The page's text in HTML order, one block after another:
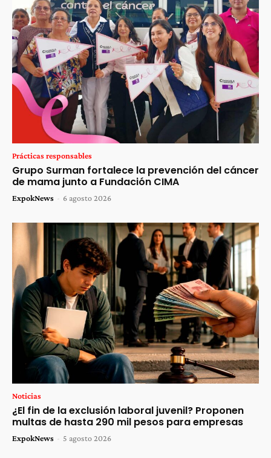
Prácticas responsables
Grupo Surman fortalece la prevención del cáncer
de mama junto a Fundación CIMA
ExpokNews - 6 agosto 2026
Noticias
¿El fin de la exclusión laboral juvenil? Proponen
multas de hasta 290 mil pesos para empresas
ExpokNews - 5 agosto 2026